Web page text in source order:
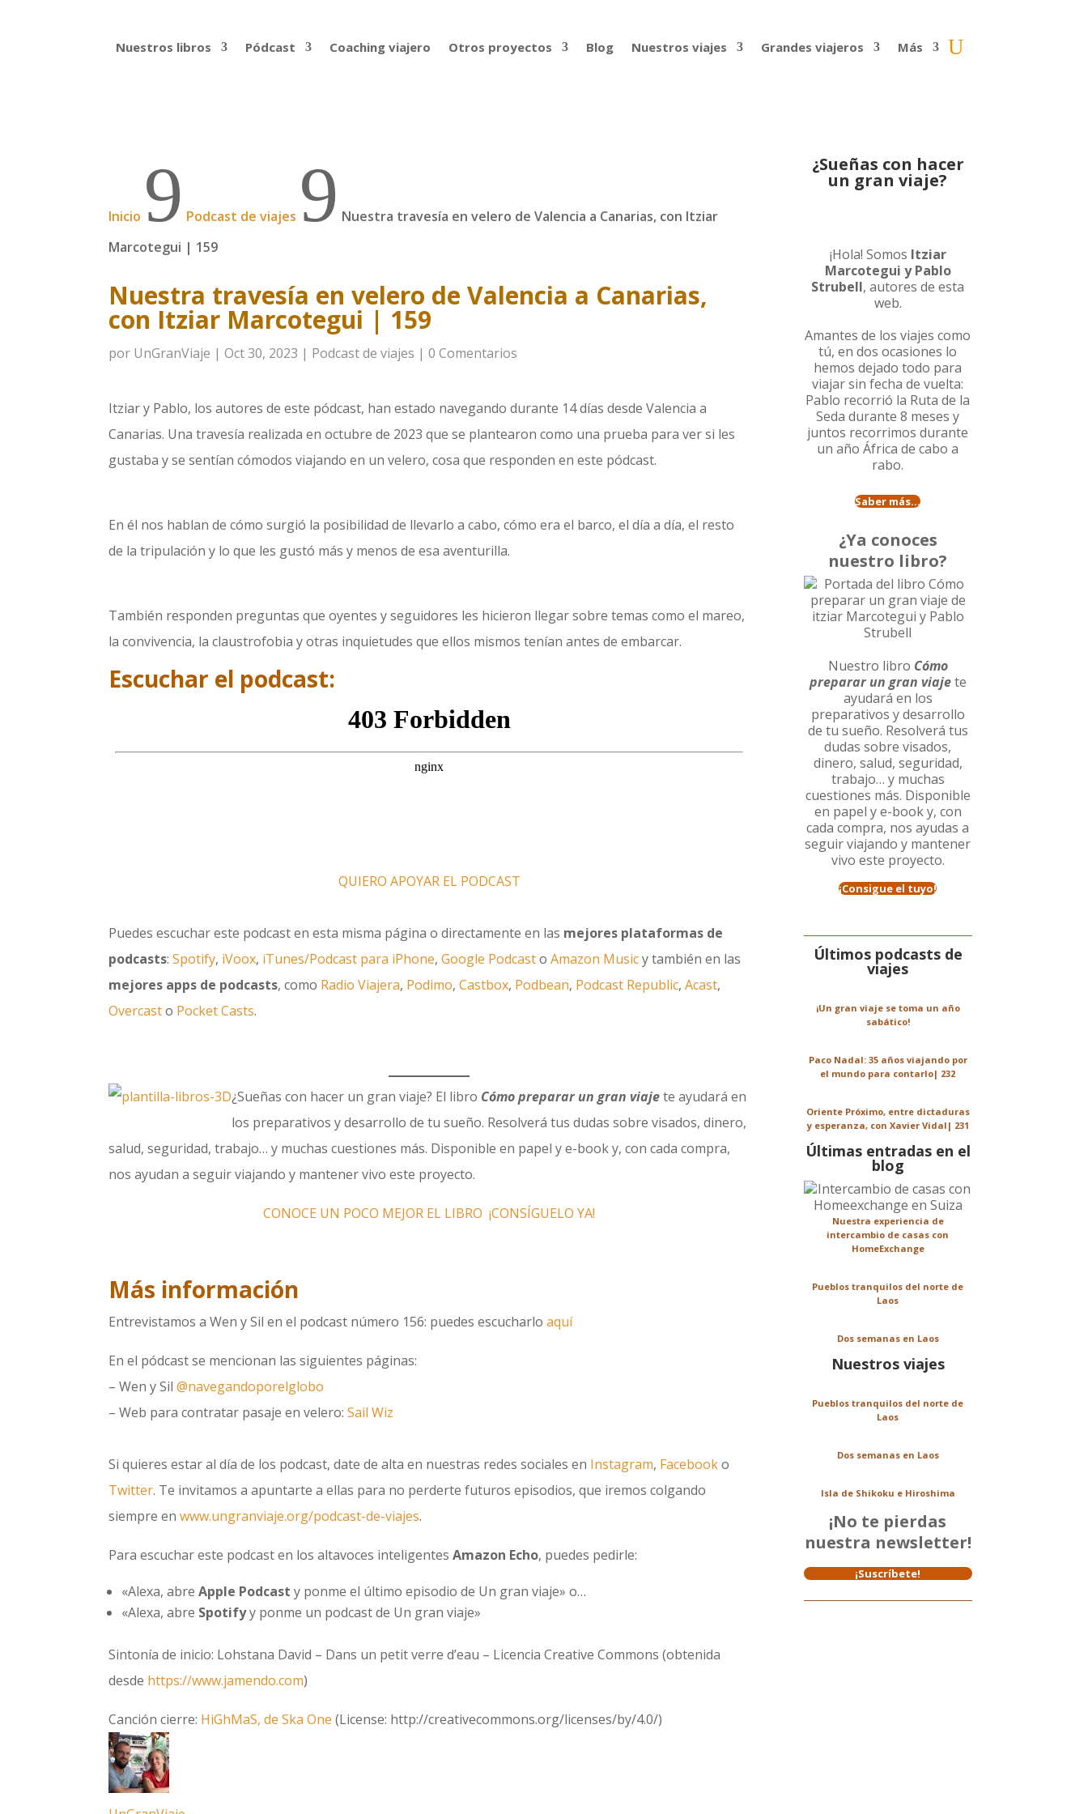
Nuestros libros Pódcast Coaching viajero Otros proyectos Blog Nuestros viajes Grandes viajeros Más
Inicio 9 Podcast de viajes 9 Nuestra travesía en velero de Valencia a Canarias, con Itziar
Marcotegui | 159
Nuestra travesía en velero de Valencia a Canarias,
con Itziar Marcotegui | 159
por UnGranViaje |Oct 30, 2023 | Podcast de viajes |0 Comentarios
Itziar y Pablo, los autores de este pódcast, han estado navegando durante 14 días desde Valencia a
Canarias. Una travesía realizada en octubre de 2023 que se plantearon como una prueba para ver si les
gustaba y se sentían cómodos viajando en un velero, cosa que responden en este pódcast.
En él nos hablan de cómo surgió la posibilidad de llevarlo a cabo, cómo era el barco, el día a día, el resto
de la tripulación y lo que les gustó más y menos de esa aventurilla.
También responden preguntas que oyentes y seguidores les hicieron llegar sobre temas como el mareo,
la convivencia, la claustrofobia y otras inquietudes que ellos mismos tenían antes de embarcar.
Escuchar el podcast:
QUIERO APOYAR EL PODCAST
Puedes escuchar este podcast en esta misma página o directamente en las mejores plataformas de
podcasts:Spotify, iVoox, iTunes/Podcast para iPhone,Google PodcastoAmazon Musicy también en las
mejores apps de podcasts, como Radio Viajera, Podimo,Castbox, Podbean, Podcast Republic,Acast,
Overcasto Pocket Casts.
¿Sueñas con hacer un gran viaje? El libro Cómo preparar un gran viajete ayudará en
los preparativos y desarrollo de tu sueño. Resolverá tus dudas sobre visados, dinero,
salud, seguridad, trabajo… y muchas cuestiones más. Disponible en papel y e-book y, con cada compra,
nos ayudan a seguir viajando y mantener vivo este proyecto.
CONOCE UN POCO MEJOR EL LIBRO ¡CONSÍGUELO YA!
Más información
Entrevistamos a Wen y Sil en el podcast número 156: puedes escucharloaquí
En el pódcast se mencionan las siguientes páginas:
– Wen y Sil@navegandoporelglobo
– Web para contratar pasaje en velero:Sail Wiz
Si quieres estar al día de los podcast, date de alta en nuestras redes sociales en Instagram, Facebooko
Twitter. Te invitamos a apuntarte a ellas para no perderte futuros episodios, que iremos colgando
siempre enwww.ungranviaje.org/podcast-de-viajes.
Para escuchar este podcast en los altavoces inteligentesAmazon Echo, puedes pedirle:
«Alexa, abreApple Podcast y ponme el último episodio de Un gran viaje» o…
«Alexa, abre Spotifyy ponme un podcast de Un gran viaje»
Sintonía de inicio: Lohstana David – Dans un petit verre d’eau – Licencia Creative Commons (obtenida
desde https://www.jamendo.com)
Canción cierre: HiGhMaS, de Ska One (License: http://creativecommons.org/licenses/by/4.0/)
¿Sueñas con hacer
un gran viaje?
¡Hola! Somos Itziar
Marcotegui y Pablo
Strubell, autores de esta
web.
Amantes de los viajes como
tú, en dos ocasiones lo
hemos dejado todo para
viajar sin fecha de vuelta:
Pablo recorrió la Ruta de la
Seda durante 8 meses y
juntos recorrimos durante
un añoÁfrica de cabo a
rabo.
Saber más...
¿Ya conoces
nuestro libro?
Nuestro libro Cómo
preparar un gran viajete
ayudará en los
preparativos y desarrollo
de tu sueño. Resolverá tus
dudas sobre visados,
dinero, salud, seguridad,
trabajo… y muchas
cuestiones más. Disponible
en papel y e-book y, con
cada compra, nos ayudas a
seguir viajando y mantener
vivo este proyecto.
¡Consigue el tuyo!
Últimos podcasts de
viajes
¡Un gran viaje se toma un año
sabático!
Paco Nadal: 35 años viajando por
el mundo para contarlo| 232
Oriente Próximo, entre dictaduras
y esperanza, con Xavier Vidal| 231
Últimas entradas en el
blog
Nuestra experiencia de
intercambio de casas con
HomeExchange
Pueblos tranquilos del norte de
Laos
Dos semanas en Laos
Nuestros viajes
Pueblos tranquilos del norte de
Laos
Dos semanas en Laos
Isla de Shikoku e Hiroshima
¡No te pierdas
nuestra newsletter!
¡Suscríbete!